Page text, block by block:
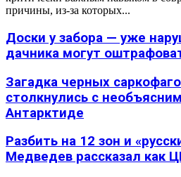
причины, из-за которых...
Доски у забора — уже
дачника могут
Загадка черных
столкнулись с
Антарктиде
Разбить на 12 зон и
Медведев рассказал как